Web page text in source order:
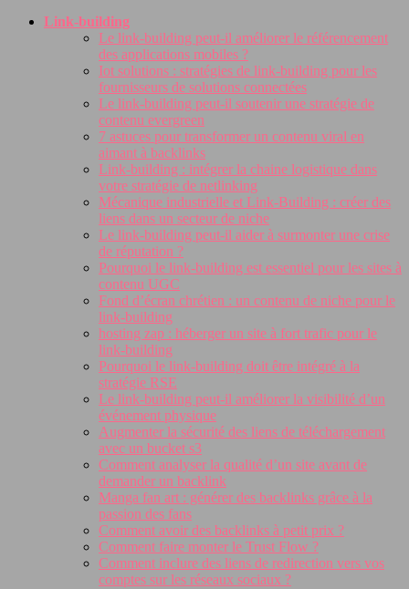
Link-building
Le link-building peut-il améliorer le référencement
des applications mobiles ?
Iot solutions : stratégies de link-building pour les
fournisseurs de solutions connectées
Le link-building peut-il soutenir une stratégie de
contenu evergreen
7 astuces pour transformer un contenu viral en
aimant à backlinks
Link-building : intégrer la chaine logistique dans
votre stratégie de netlinking
Mécanique industrielle et Link-Building : créer des
liens dans un secteur de niche
Le link-building peut-il aider à surmonter une crise
de réputation ?
Pourquoi le link-building est essentiel pour les sites à
contenu UGC
Fond d’écran chrétien : un contenu de niche pour le
link-building
hosting zap : héberger un site à fort trafic pour le
link-building
Pourquoi le link-building doit être intégré à la
stratégie RSE
Le link-building peut-il améliorer la visibilité d’un
événement physique
Augmenter la sécurité des liens de téléchargement
avec un bucket s3
Comment analyser la qualité d’un site avant de
demander un backlink
Manga fan art : générer des backlinks grâce à la
passion des fans
Comment avoir des backlinks à petit prix ?
Comment faire monter le Trust Flow ?
Comment inclure des liens de redirection vers vos
comptes sur les réseaux sociaux ?